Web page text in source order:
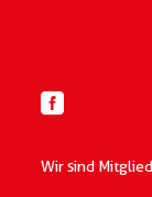
Wir sind Mitglied